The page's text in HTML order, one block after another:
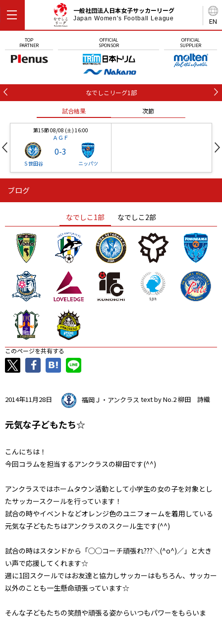
EN
一般社団法人日本女子サッカーリーグ
Japan Women's Football League
TOP
PARTNER
OFFICIAL
SPONSOR
OFFICIAL
SUPPLIER
なでしこリーグ1部
試合結果 次節
第15節 08/08 (土) 16:00
ＡＧＦ
Ｓ世田谷
0-3
ニッパツ
ニッパツ
ニッパツ 名古屋
石人の星
静岡 愛媛Ｌ
ブログ
なでしこ1部 なでしこ2部
このページを共有する
2014年11月28日 福岡Ｊ・アンクラス text by No.2 柳田 詩織
元気な子どもたち☆
こんにちは！
今回コラムを担当するアンクラスの柳田です(^^)
アンクラスではホームタウン活動として小学生の女の子を対象とし
たサッカースクールを行っています！
試合の時やイベントなどオレンジ色のユニフォームを着用している
元気な子どもたちはアンクラスのスクール生です(^^)
試合の時はスタンドから「◯◯コーチ頑張れ???＼(^o^)／」と大き
い声で応援してくれます☆
週に1回スクールではお友達と協力しサッカーはもちろん、サッカー
以外のことも一生懸命頑張っています☆
そんな子どもたちの笑顔や頑張る姿からいつもパワーをもらいま